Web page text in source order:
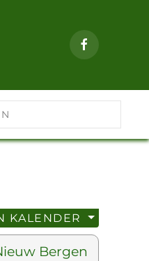
KALENDER
Bergen